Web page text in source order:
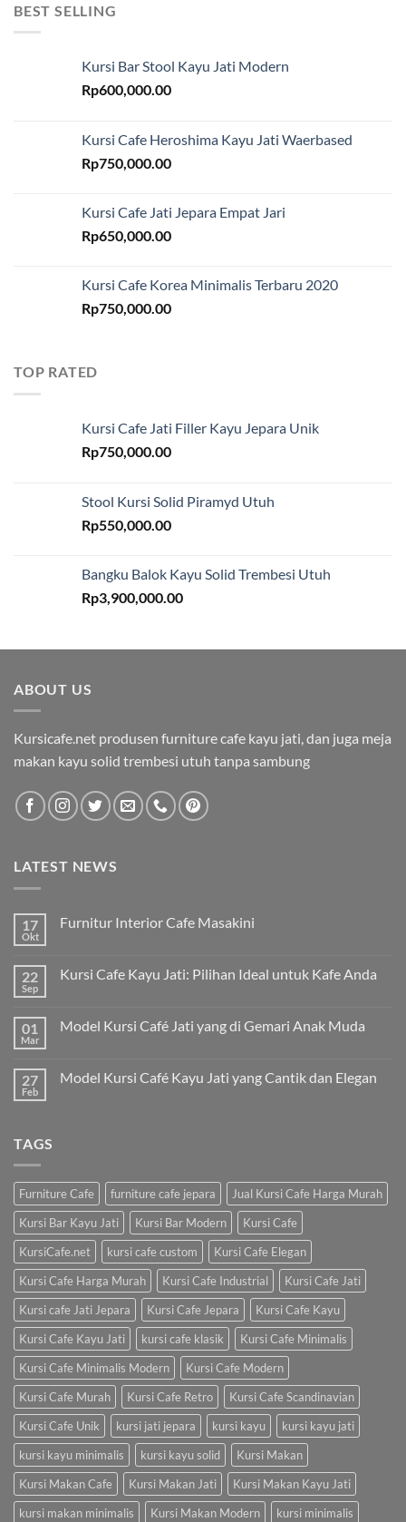
BEST SELLING
Kursi Bar Stool Kayu Jati Modern
Rp600,000.00
Kursi Cafe Heroshima Kayu Jati Waerbased
Rp750,000.00
Kursi Cafe Jati Jepara Empat Jari
Rp650,000.00
Kursi Cafe Korea Minimalis Terbaru 2020
Rp750,000.00
TOP RATED
Kursi Cafe Jati Filler Kayu Jepara Unik
Rp750,000.00
Stool Kursi Solid Piramyd Utuh
Rp550,000.00
Bangku Balok Kayu Solid Trembesi Utuh
Rp3,900,000.00
ABOUT US
Kursicafe.net produsen furniture cafe kayu jati, dan juga meja
makan kayu solid trembesi utuh tanpa sambung
LATEST NEWS
17
Okt
Furnitur Interior Cafe Masakini
22
Sep
Kursi Cafe Kayu Jati: Pilihan Ideal untuk Kafe Anda
01
Mar
Model Kursi Café Jati yang di Gemari Anak Muda
27
Feb
Model Kursi Café Kayu Jati yang Cantik dan Elegan
TAGS
Furniture Cafe furniture cafe jepara
Jual Kursi Cafe Harga Murah
Kursi Bar Kayu Jati
Kursi Bar Modern
Kursi Cafe
KursiCafe.net
kursi cafe custom
Kursi Cafe Elegan
Kursi Cafe Harga Murah
Kursi Cafe Industrial
Kursi Cafe Jati
Kursi cafe Jati Jepara
Kursi Cafe Jepara
Kursi Cafe Kayu
Kursi Cafe Kayu Jati
kursi cafe klasik
Kursi Cafe Minimalis
Kursi Cafe Minimalis Modern
Kursi Cafe Modern
Kursi Cafe Murah
Kursi Cafe Retro
Kursi Cafe Scandinavian
Kursi Cafe Unik
kursi jati jepara kursi kayu
kursi kayu jati
kursi kayu minimalis
kursi kayu solid
Kursi Makan
Kursi Makan Cafe
Kursi Makan Jati
Kursi Makan Kayu Jati
kursi makan minimalis
Kursi Makan Modern kursi minimalis